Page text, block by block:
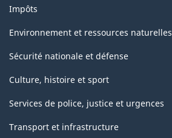
Impôts
Environnement et ressources naturelles
Sécurité nationale et défense
Culture, histoire et sport
Services de police, justice et urgences
Transport et infrastructure